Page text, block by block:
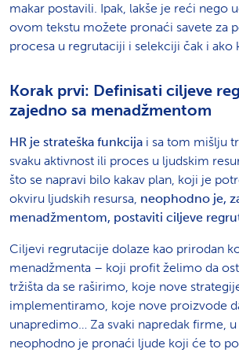
makar postavili. Ipak, lakše je reći nego
ovom tekstu možete pronaći savete za
procesa u regrutaciji i selekciji čak i ako
Korak prvi: Definisati ciljeve
zajedno sa menadžmentom
HR je strateška funkcija i sa tom mišlju
svaku aktivnost ili proces u ljudskim
što se napravi bilo kakav plan, koji je
okviru ljudskih resursa, neophodno je,
menadžmentom, postaviti ciljeve
Ciljevi regrutacije dolaze kao prirodan
menadžmenta – koji profit želimo da
tržišta da se raširimo, koje nove
implementiramo, koje nove proizvode
unapredimo… Za svaki napredak firme,
neophodno je pronaći ljude koji će to